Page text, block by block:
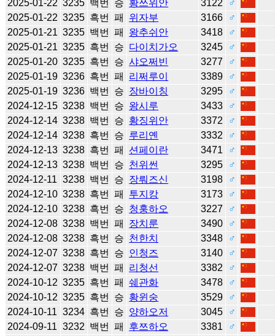
2025-01-22 3235 백번 승 황쓰위안 3122
♂
2025-01-22 3235 흑번 패 위자부 3166
♂
2025-01-21 3235 백번 패 왕추쉬안 3418
♂
2025-01-21 3235 흑번 승 다이치가오 3245
♂
2025-01-20 3235 흑번 승 샤오쩌빈 3277
♂
2025-01-19 3236 흑번 패 리쩌루이 3389
♂
2025-01-19 3236 백번 승 장바이칭 3295
♂
2024-12-15 3238 백번 승 왕시루 3433
♂
2024-12-14 3238 백번 승 황징위안 3372
♂
2024-12-14 3238 흑번 승 루리옌 3332
♂
2024-12-13 3238 흑번 패 션페이란 3471
♂
2024-12-13 3238 백번 승 천위썬 3295
♂
2024-12-11 3238 백번 승 장뤄즈신 3198
♂
2024-12-10 3238 흑번 패 투지캉 3173
♂
2024-12-10 3238 흑번 승 청훙하오 3227
♂
2024-12-08 3238 백번 패 장치룬 3490
♂
2024-12-08 3238 흑번 승 천한치 3348
♂
2024-12-07 3238 흑번 승 인청즈 3140
♂
2024-12-07 3238 백번 패 리청선 3382
♂
2024-10-12 3235 흑번 패 쉐관화 3478
♂
2024-10-12 3235 흑번 승 황윈숭 3529
♂
2024-10-11 3234 흑번 승 양하오저 3045
♂
2024-09-11 3232 백번 패 후쯔하오 3381
♂